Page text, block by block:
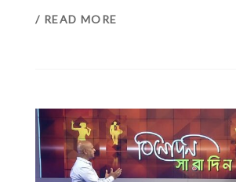
/ READ MORE